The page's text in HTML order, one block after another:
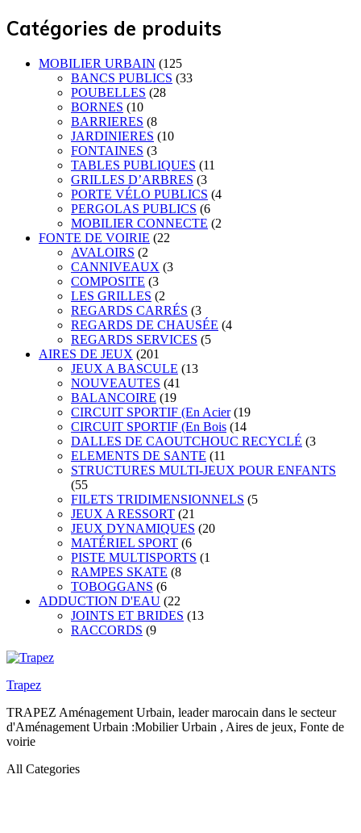
Catégories de produits
MOBILIER URBAIN (125
BANCS PUBLICS (33
POUBELLES (28
BORNES (10
BARRIERES (8
JARDINIERES (10
FONTAINES (3
TABLES PUBLIQUES (11
GRILLES D’ARBRES (3
PORTE VÉLO PUBLICS (4
PERGOLAS PUBLICS (6
MOBILIER CONNECTE (2
FONTE DE VOIRIE (22
AVALOIRS (2
CANNIVEAUX (3
COMPOSITE (3
LES GRILLES (2
REGARDS CARRÉS (3
REGARDS DE CHAUSÉE (4
REGARDS SERVICES (5
AIRES DE JEUX (201
JEUX A BASCULE (13
NOUVEAUTES (41
BALANCOIRE (19
CIRCUIT SPORTIF (En Acier (19
CIRCUIT SPORTIF (En Bois (14
DALLES DE CAOUTCHOUC RECYCLÉ (3
ELEMENTS DE SANTE (11
STRUCTURES MULTI-JEUX POUR ENFANTS
(55
FILETS TRIDIMENSIONNELS (5
JEUX A RESSORT (21
JEUX DYNAMIQUES (20
MATÉRIEL SPORT (6
PISTE MULTISPORTS (1
RAMPES SKATE (8
TOBOGGANS (6
ADDUCTION D'EAU (22
JOINTS ET BRIDES (13
RACCORDS (9
Trapez
TRAPEZ Aménagement Urbain, leader marocain dans le secteur
d'Aménagement Urbain :Mobilier Urbain , Aires de jeux, Fonte de
voirie
All Categories